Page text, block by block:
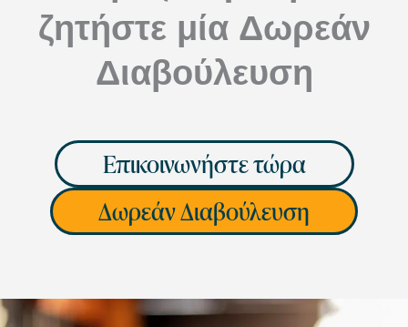
ζητήστε μία Δωρεάν
Διαβούλευση
Επικοινωνήστε τώρα
Δωρεάν Διαβούλευση